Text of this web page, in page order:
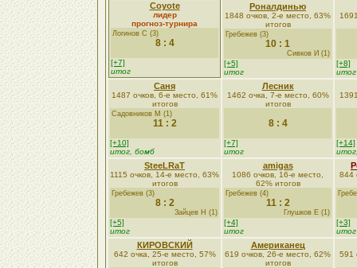
Coyote
лидер
прогноз-турнира
Логинов С (3)
8 : 4
[+7]
итог
Роналдинью
1848 очков, 2-е место, 63%
итогов
Гребежев (3)
10 : 1
Сивков И (1)
[+5]
итог
[+8]
итог
Саня
1487 очков, 6-е место, 61%
итогов
Садовников М (1)
11 : 2
[+10]
итог, бомб
Лесник
1462 очка, 7-е место, 60%
итогов
8 : 4
[+7]
итог
[+14]
SteeLRaT
1115 очков, 14-е место, 63%
итогов
Гребежев (3)
8 : 2
Зайцев Н (1)
[+5]
итог
amigas
1086 очков, 16-е место,
62% итогов
Гребежев (4)
11 : 2
Глушков Е (1)
[+4]
итог
844
[+3]
итог
КИРОВСКИЙ
642 очка, 25-е место, 57%
итогов
Американец
619 очков, 26-е место, 62%
итогов
591